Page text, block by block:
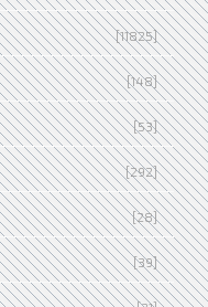
[11825]
[148]
[53]
[292]
[28]
[39]